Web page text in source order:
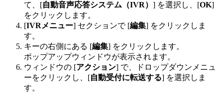
て、[自動音声応答システム（IVR） ] を選択し、[OK]
をクリックします。
[IVRメニュー] セクションで [編集] をクリックしま
す。
キーの右側にある [編集] をクリックします。
ポップアップウィンドウが表示されます。
ウィンドウの [アクション] で、ドロップダウンメニュ
ーをクリックし、[自動受付に転送する] を選択しま
す。